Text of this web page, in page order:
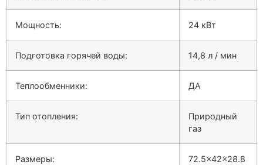
Мощность: 24 кВт
Подготовка горячей воды: 14,8 л / мин
Теплообменники: ДА
Тип отопления:
Природный
газ
Размеры:
72.5x42x28.8